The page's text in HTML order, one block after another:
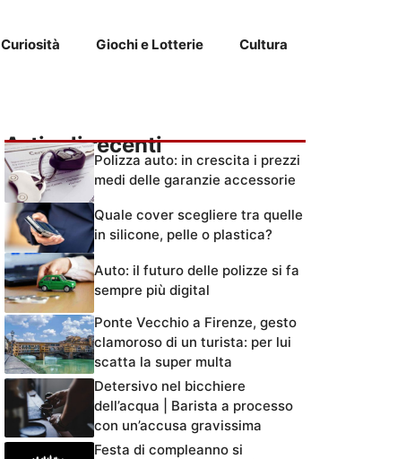
Curiosità Giochi e Lotterie Cultura
Articoli recenti
Polizza auto: in crescita i prezzi
medi delle garanzie accessorie
Quale cover scegliere tra quelle
in silicone, pelle o plastica?
Auto: il futuro delle polizze si fa
sempre più digital
Ponte Vecchio a Firenze, gesto
clamoroso di un turista: per lui
scatta la super multa
Detersivo nel bicchiere
dell’acqua | Barista a processo
con un’accusa gravissima
Festa di compleanno si